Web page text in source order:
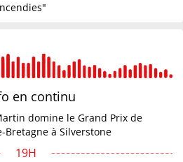
en continu
domine le Grand Prix de
Bretagne à Silverstone
19H